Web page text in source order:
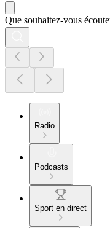
Que souhaitez-vous
Radio
Podcasts
Sport en direct